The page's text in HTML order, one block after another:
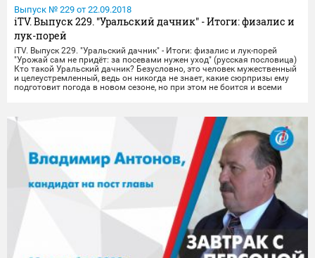
Выпуск № 229 от 22.09.2018
iTV. Выпуск 229. "Уральский дачник" - Итоги: физалис и
лук-порей
iTV. Выпуск 229. "Уральский дачник" - Итоги: физалис и лук-порей
"Урожай сам не придёт: за посевами нужен уход" (русская пословица)
Кто такой Уральский дачник? Безусловно, это человек мужественный
и целеустремленный, ведь он никогда не знает, какие сюрпризы ему
подготовит погода в новом сезоне, но при этом не боится и всеми
условиях можно вырастить практически любую культуру, вплоть до
дыни и арбуза. Но сегодняшний выпуск будет посвящён не экзотике, а